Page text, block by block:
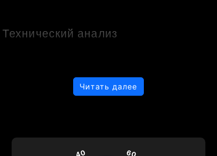
Технический анализ
Свечи и их динамика
наблюдается определенная
Читать далее
40 60